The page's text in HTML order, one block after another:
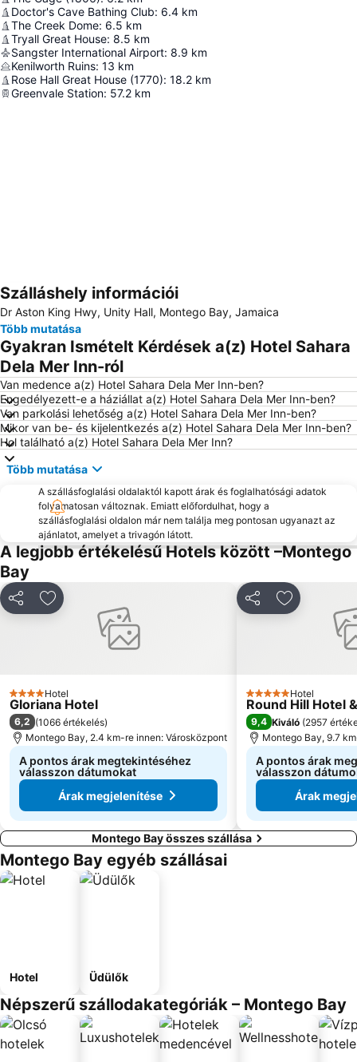
Doctor's Cave Bathing Club: 6.4 km
The Creek Dome: 6.5 km
Tryall Great House: 8.5 km
Sangster International Airport: 8.9 km
Kenilworth Ruins: 13 km
Rose Hall Great House (1770): 18.2 km
Greenvale Station: 57.2 km
Nagy méretű térkép
Szálláshely információi
Dr Aston King Hwy, Unity Hall, Montego Bay, Jamaica
Több mutatása
Gyakran Ismételt Kérdések a(z) Hotel Sahara
Dela Mer Inn-ról
Van medence a(z) Hotel Sahara Dela Mer Inn-ben?
Engedélyezett-e a háziállat a(z) Hotel Sahara Dela Mer Inn-ben?
Van parkolási lehetőség a(z) Hotel Sahara Dela Mer Inn-ben?
Mikor van be- és kijelentkezés a(z) Hotel Sahara Dela Mer Inn-ben?
Hol található a(z) Hotel Sahara Dela Mer Inn?
Több mutatása
A szállásfoglalási oldalaktól kapott árak és foglalhatósági adatok
folyamatosan változnak. Emiatt előfordulhat, hogy a
szállásfoglalási oldalon már nem találja meg pontosan ugyanazt az
ajánlatot, amelyet a trivagón látott.
A legjobb értékelésű Hotels között –Montego
Bay
MegosztásHozzáadás a kedvencekhez
4 Kategória
Hotel
Gloriana Hotel
6,2 (1066 értékelés)
Montego Bay, 2.4 km-re innen: Városközpont
A pontos árak megtekintéséhez
válasszon dátumokat
Árak megjelenítése
MegosztásHozzáadás
5 Kategória
Hotel
Round Hill Hotel
9,4 Kiváló (2957
Montego Bay, 9.7
A pontos árak
válasszon
Árak
Montego Bay összes szállása
Montego Bay egyéb szállásai
Hotel Üdülők
Népszerű szállodakategóriák – Montego Bay